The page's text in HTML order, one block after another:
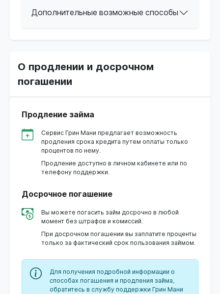
Дополнительные возможные способы
О продлении и досрочном
погашении
Продление займа
Сервис Грин Мани предлагает возможность
продления срока кредита путем оплаты только
процентов по нему.
Продление доступно в личном кабинете или по
телефону поддержки.
Досрочное погашение
Вы можете погасить займ досрочно в любой
момент без штрафов и комиссий.
При досрочном погашении вы заплатите проценты
только за фактический срок пользования займом.
Для получения подробной информации о
способах погашения и продления займа,
обратитесь в службу поддержки Грин Мани